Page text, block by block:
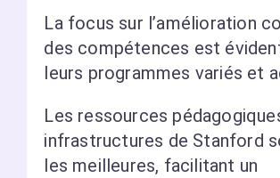
La focus sur l’amélioration
des compétences est
leurs programmes variés et
Les ressources
infrastructures de Stanford
les meilleures, facilitant un